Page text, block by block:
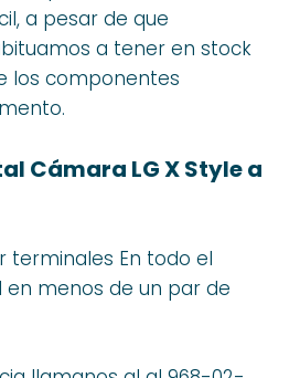
a pesar de que
a tener en stock
los componentes
Cámara LG X Style a
terminales En todo el
menos de un par de